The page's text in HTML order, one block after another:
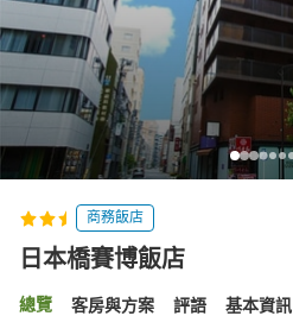
商務飯店
日本橋賽博飯店
總覽 客房與方案 評語 基本資訊